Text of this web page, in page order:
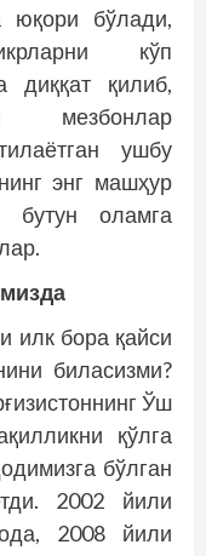
юқори бўлади,
кўп
диққат қилиб,
мезбонлар
ушбу
энг машҳур
бутун оламга
илк бора қайси
биласизми?
Ўш
қўлга
бўлган
2002 йили
2008 йили